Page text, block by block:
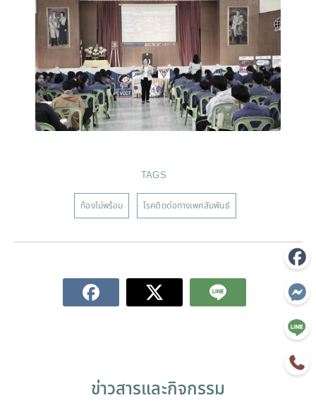
TAGS
ท้องไม่พร้อม โรคติดต่อทางเพศสัมพันธ์
ข่าวสารและกิจกรรม